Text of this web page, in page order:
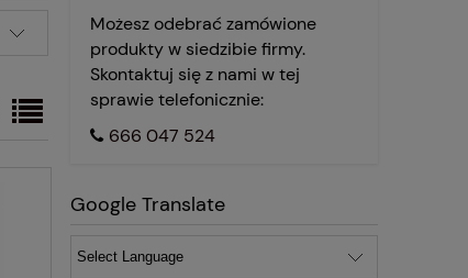
Możesz odebrać zamówione
produkty w siedzibie firmy.
Skontaktuj się z nami w tej
sprawie telefonicznie:
666 047 524
Google Translate